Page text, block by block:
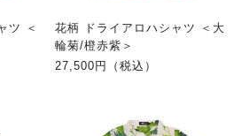
ツ ＜
花柄 ドライアロハシャツ ＜大
輪菊/橙赤紫＞
27,500円（税込）